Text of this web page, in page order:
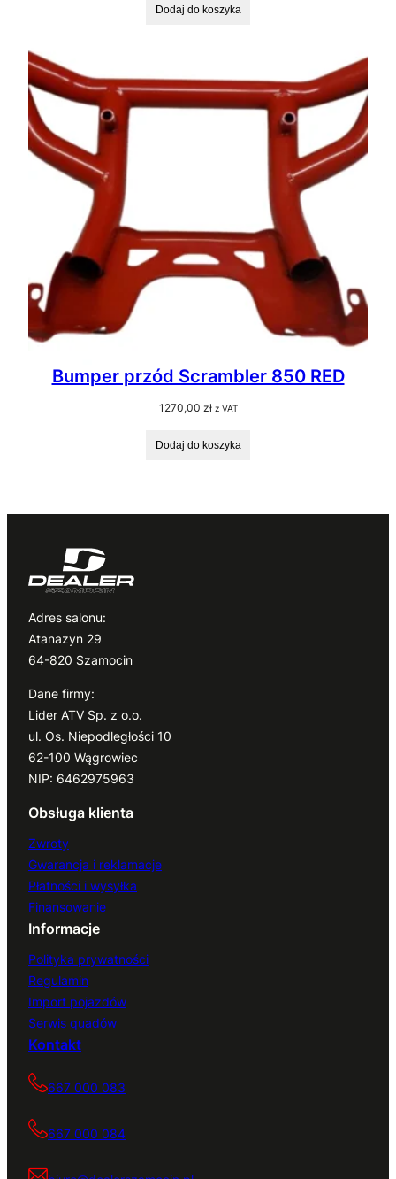
Dodaj do koszyka
Bumper przód Scrambler 850 RED
1270,00 zł z VAT
Dodaj do koszyka
Adres salonu:
Atanazyn 29
64-820 Szamocin
Dane firmy:
Lider ATV Sp. z o.o.
ul. Os. Niepodległości 10
62-100 Wągrowiec
NIP: 6462975963
Obsługa klienta
Zwroty
Gwarancja i reklamacje
Płatności i wysyłka
Finansowanie
Informacje
Polityka prywatności
Regulamin
Import pojazdów
Serwis quadów
Kontakt
667 000 083
667 000 084